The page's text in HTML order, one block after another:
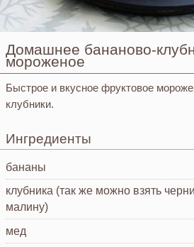
Домашнее бананово-
мороженое
Быстрое и вкусное фруктовое
клубники.
Ингредиенты
бананы
клубника (так же можно взять
малину)
мед